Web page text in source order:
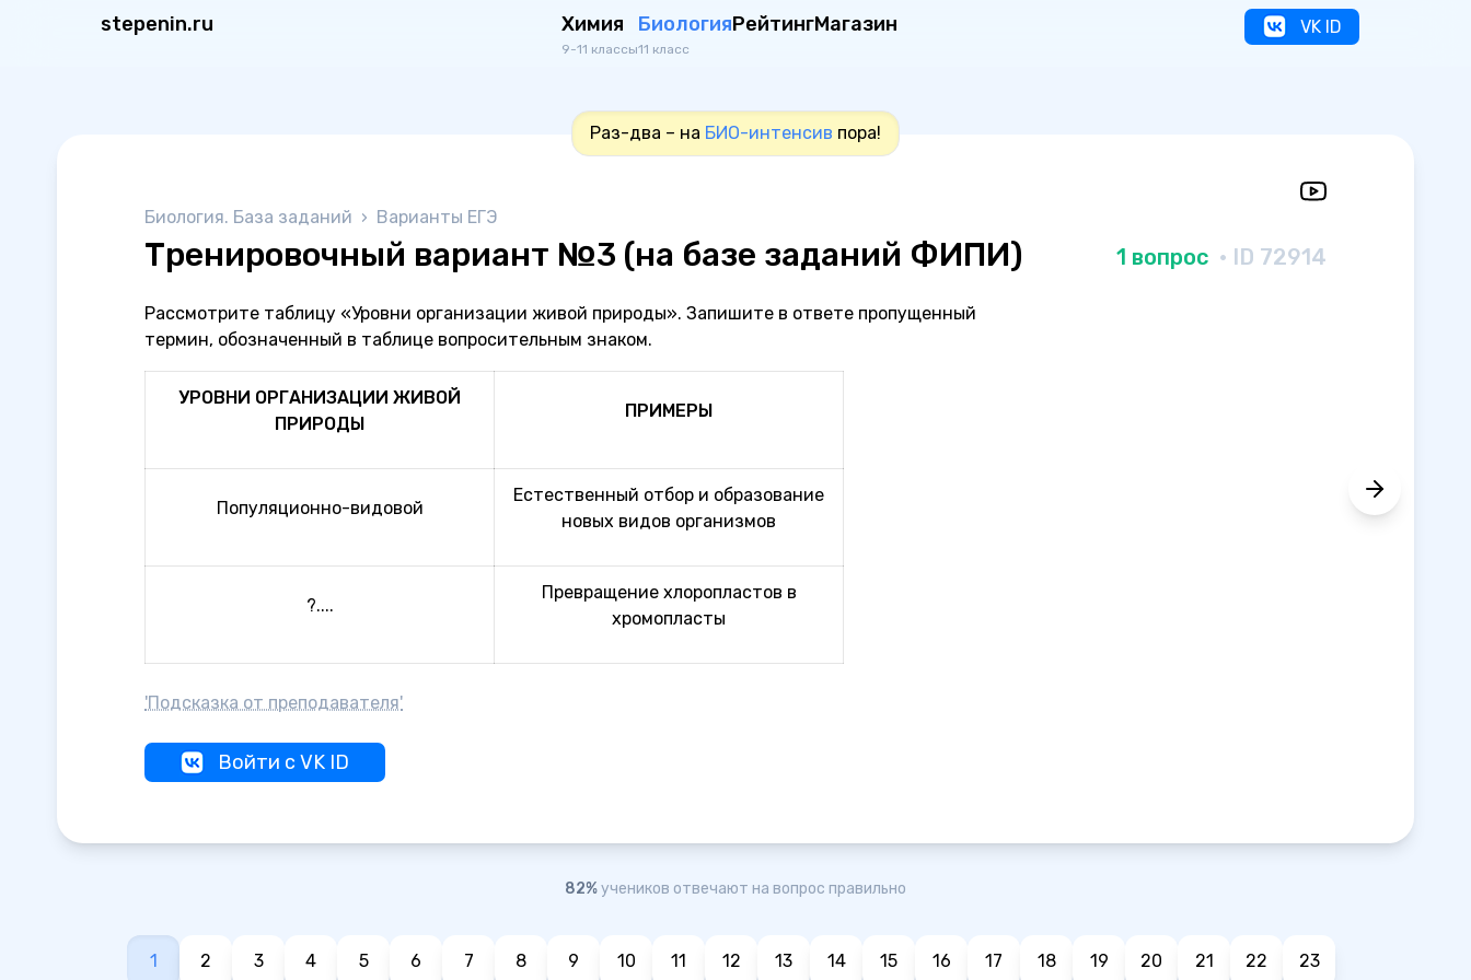
stepenin.ru Химия
9-11 классы
Биология
11 класс
РейтингМагазин VK ID
Раз-два – на БИО-интенсив пора!
Биология. База заданий › Варианты ЕГЭ
Тренировочный вариант №3 (на базе заданий ФИПИ) 1 вопрос · ID 72914
Рассмотрите таблицу «Уровни организации живой природы». Запишите в ответе пропущенный
термин, обозначенный в таблице вопросительным знаком.
УРОВНИ ОРГАНИЗАЦИИ ЖИВОЙ
ПРИРОДЫ
ПРИМЕРЫ
Популяционно-видовой
Естественный отбор и образование
новых видов организмов
?....
Превращение хлоропластов в
хромопласты
'Подсказка от преподавателя'
Войти с VK ID
82%учеников отвечают на вопрос правильно
1 2 3 4 5 6 7 8 9 10 11 12 13 14 15 16 17 18 19 20 21 22 23